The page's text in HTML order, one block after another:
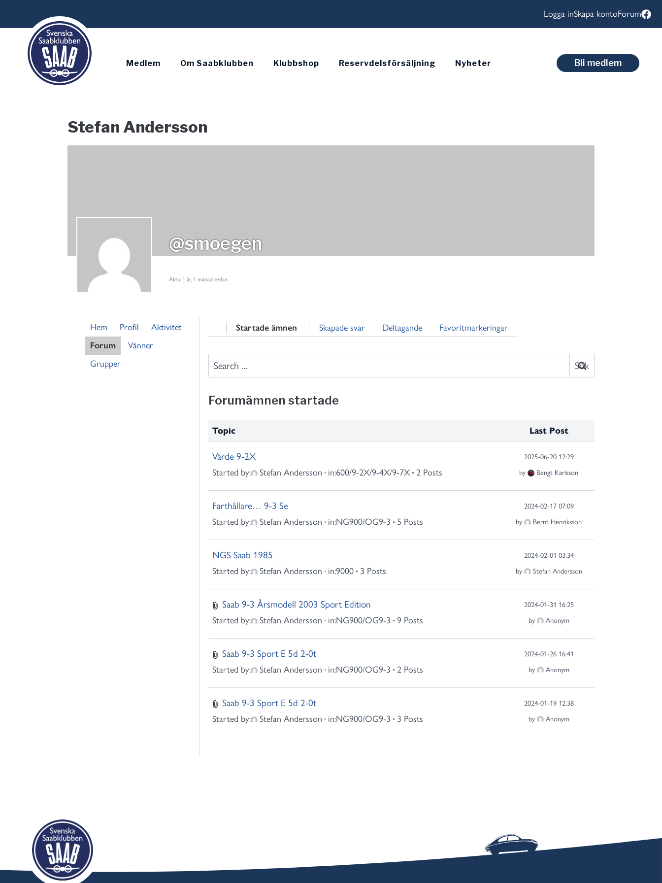
Logga inSkapa kontoForum
Medlem Om Saabklubben Klubbshop Reservdelsförsäljning Nyheter Bli medlem
Stefan Andersson
@smoegen
Aktiv 1 år, 1 månad sedan
Hem Profil
Aktivitet
Forum
Vänner
Grupper
Startade ämnen Skapade svar Deltagande Favoritmarkeringar
r
f
o
Forumämnen startade
Topic Last Post
Värde 9-2X
Started by: Stefan Andersson in:600/9-2X/9-4X/9-7X 2 Posts
2025-06-20 12:29
by
Bengt Karlsson
Farthållare… 9-3 Se
Started by: Stefan Andersson in:NG900/OG9-3 5 Posts
2024-02-17 07:09
by
Bernt Henriksson
NGS Saab 1985
Started by: Stefan Andersson in:9000 3 Posts
2024-02-01 03:34
by
Stefan Andersson
Saab 9-3 Årsmodell 2003 Sport Edition
Started by: Stefan Andersson in:NG900/OG9-3 9 Posts
2024-01-31 16:25
by
Anonym
Saab 9-3 Sport E 5d 2-0t
Started by: Stefan Andersson in:NG900/OG9-3 2 Posts
2024-01-26 16:41
by
Anonym
Saab 9-3 Sport E 5d 2-0t
Started by: Stefan Andersson in:NG900/OG9-3 3 Posts
2024-01-19 12:38
by
Anonym